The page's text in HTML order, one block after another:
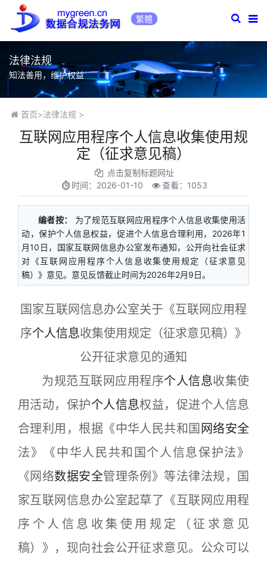
繁體
法律法规
知法善用，维护权益
首页>法律法规 >
互联网应用程序个人信息收集使用规
定（征求意见稿）
点击复制标题网址
时间： 2026-01-10 查看：1053
编者按：
为了规范互联网应用程序个人信息收集使用活
动，保护个人信息权益，促进个人信息合理利用，2026年1
月10日，国家互联网信息办公室发布通知，公开向社会征求
对《互联网应用程序个人信息收集使用规定（征求意见
稿）》意见。意见反馈截止时间为2026年2月9日。
国家互联网信息办公室关于《互联网应用程
序个人信息收集使用规定（征求意见稿）》
公开征求意见的通知
为规范互联网应用程序个人信息收集使
用活动，保护个人信息权益，促进个人信息
合理利用，根据《中华人民共和国 网络安全
法》《中华人民共和国个人信息保护法》
《网络数据安全管理条例》等法律法规，国
家互联网信息办公室起草了《互联网应用程
序个人信息收集使用规定（征求意见
稿）》，现向社会公开征求意见。公众可以